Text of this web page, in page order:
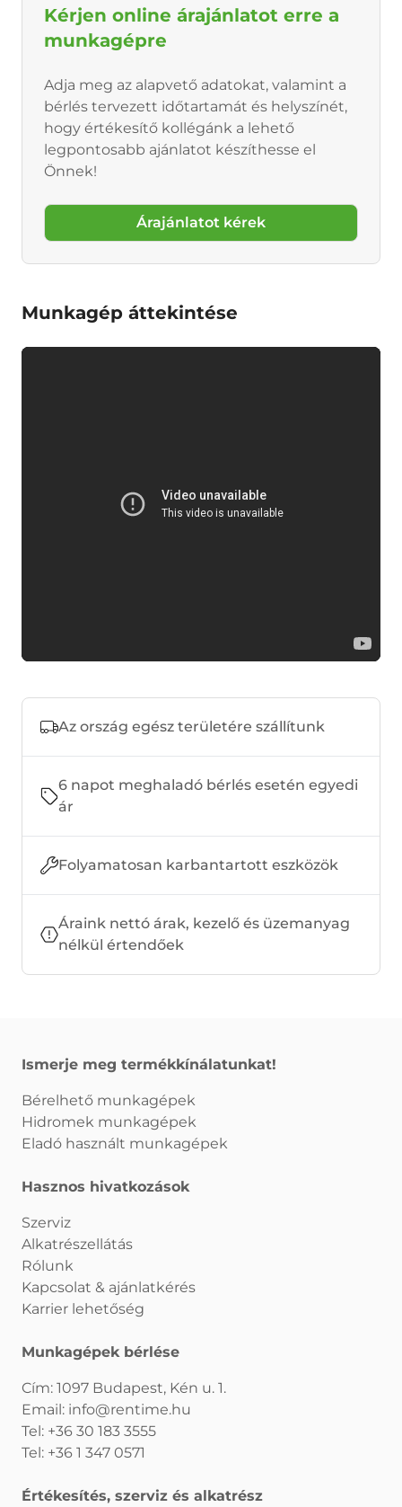
Kérjen online árajánlatot erre a
munkagépre
Adja meg az alapvető adatokat, valamint a
bérlés tervezett időtartamát és helyszínét,
hogy értékesítő kollégánk a lehető
legpontosabb ajánlatot készíthesse el
Önnek!
Árajánlatot kérek
Munkagép áttekintése
Az ország egész területére szállítunk
6 napot meghaladó bérlés esetén egyedi
ár
Folyamatosan karbantartott eszközök
Áraink nettó árak, kezelő és üzemanyag
nélkül értendőek
Ismerje meg termékkínálatunkat!
Bérelhető munkagépek
Hidromek munkagépek
Eladó használt munkagépek
Hasznos hivatkozások
Szerviz
Alkatrészellátás
Rólunk
Kapcsolat & ajánlatkérés
Karrier lehetőség
Munkagépek bérlése
Cím: 1097 Budapest, Kén u. 1.
Email: info@rentime.hu
Tel: +36 30 183 3555
Tel: +36 1 347 0571
Értékesítés, szerviz és alkatrész